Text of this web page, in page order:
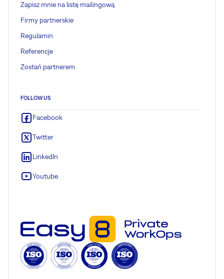
Zapisz mnie na listę mailingową
Firmy partnerskie
Regulamin
Referencje
Zostań partnerem
FOLLOW US
Facebook
Twitter
LinkedIn
Youtube